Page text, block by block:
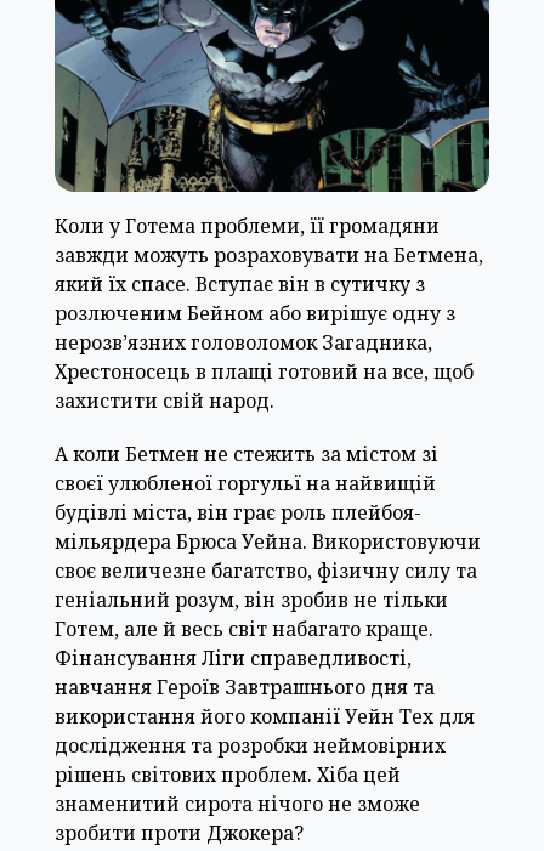
Коли у Готема проблеми, її громадяни
завжди можуть розраховувати на Бетмена,
який їх спасе. Вступає він в сутичку з
розлюченим Бейном або вирішує одну з
нерозв’язних головоломок Загадника,
Хрестоносець в плащі готовий на все, щоб
захистити свій народ.
А коли Бетмен не стежить за містом зі
своєї улюбленої горгульї на найвищій
будівлі міста, він грає роль плейбоя-
мільярдера Брюса Уейна. Використовуючи
своє величезне багатство, фізичну силу та
геніальний розум, він зробив не тільки
Готем, але й весь світ набагато краще.
Фінансування Ліги справедливості,
навчання Героїв Завтрашнього дня та
використання його компанії Уейн Тех для
дослідження та розробки неймовірних
рішень світових проблем. Хіба цей
знаменитий сирота нічого не зможе
зробити проти Джокера?